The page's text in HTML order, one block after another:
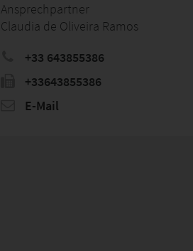
Ansprechpartner
Claudia de Oliveira Ramos
+33 643855386
+33643855386
E-Mail